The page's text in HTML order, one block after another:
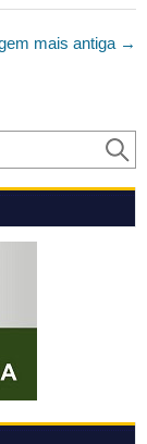
mais antiga →